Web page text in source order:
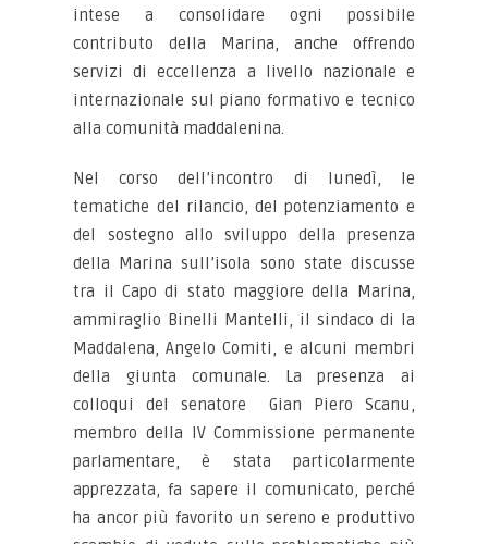
intese a consolidare ogni possibile
contributo della Marina, anche offrendo
servizi di eccellenza a livello nazionale e
internazionale sul piano formativo e tecnico
alla comunità maddalenina.
Nel corso dell’incontro di lunedì, le
tematiche del rilancio, del potenziamento e
del sostegno allo sviluppo della presenza
della Marina sull’isola sono state discusse
tra il Capo di stato maggiore della Marina,
ammiraglio Binelli Mantelli, il sindaco di la
Maddalena, Angelo Comiti, e alcuni membri
della giunta comunale. La presenza ai
colloqui del senatore Gian Piero Scanu,
membro della IV Commissione permanente
parlamentare, è stata particolarmente
apprezzata, fa sapere il comunicato, perché
ha ancor più favorito un sereno e produttivo